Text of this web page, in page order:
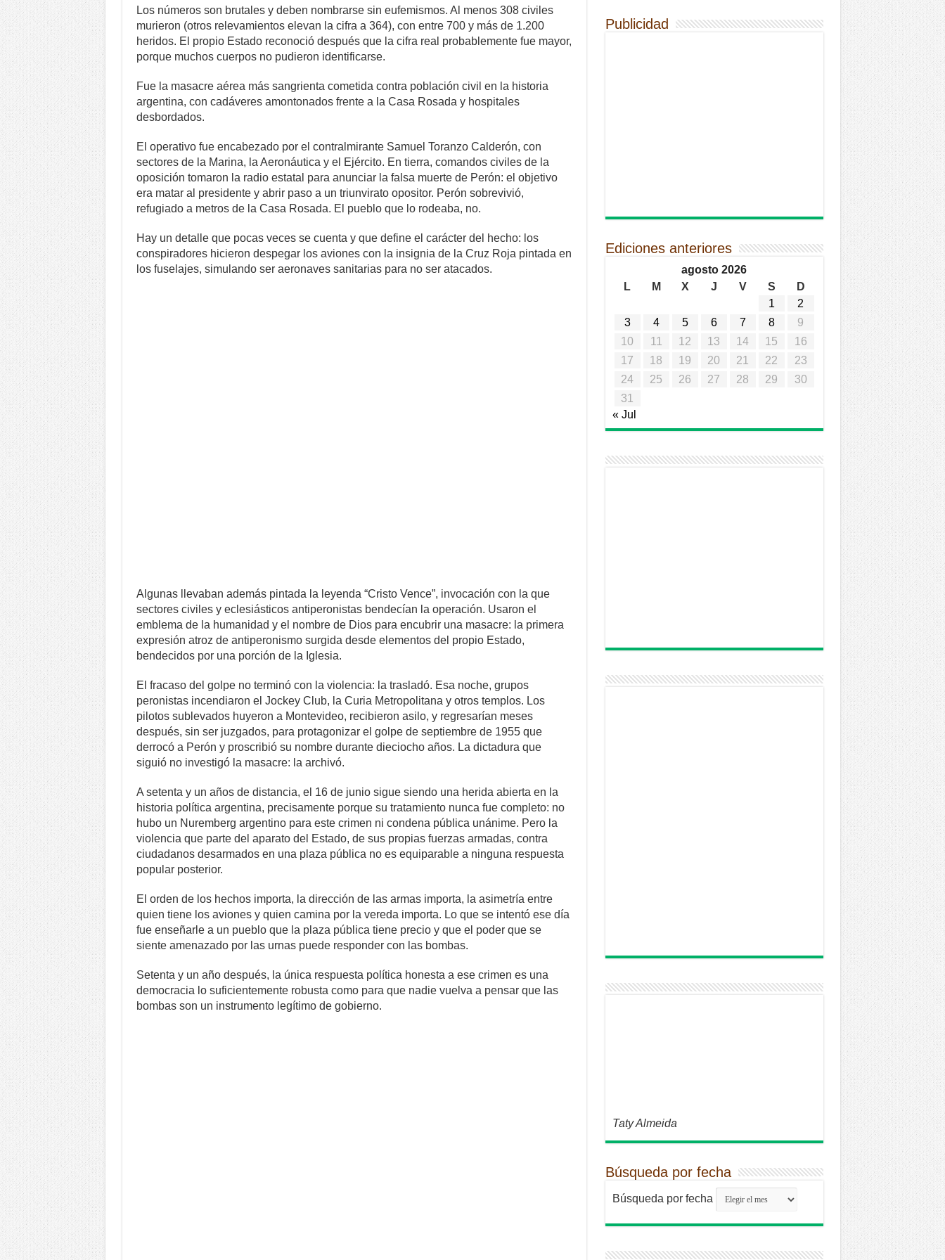
Los números son brutales y deben nombrarse sin eufemismos. Al menos 308 civiles
murieron (otros relevamientos elevan la cifra a 364), con entre 700 y más de 1.200
heridos. El propio Estado reconoció después que la cifra real probablemente fue mayor,
porque muchos cuerpos no pudieron identificarse.
Fue la masacre aérea más sangrienta cometida contra población civil en la historia
argentina, con cadáveres amontonados frente a la Casa Rosada y hospitales
desbordados.
El operativo fue encabezado por el contralmirante Samuel Toranzo Calderón, con
sectores de la Marina, la Aeronáutica y el Ejército. En tierra, comandos civiles de la
oposición tomaron la radio estatal para anunciar la falsa muerte de Perón: el objetivo
era matar al presidente y abrir paso a un triunvirato opositor. Perón sobrevivió,
refugiado a metros de la Casa Rosada. El pueblo que lo rodeaba, no.
Hay un detalle que pocas veces se cuenta y que define el carácter del hecho: los
conspiradores hicieron despegar los aviones con la insignia de la Cruz Roja pintada en
los fuselajes, simulando ser aeronaves sanitarias para no ser atacados.
Algunas llevaban además pintada la leyenda “Cristo Vence”, invocación con la que
sectores civiles y eclesiásticos antiperonistas bendecían la operación. Usaron el
emblema de la humanidad y el nombre de Dios para encubrir una masacre: la primera
expresión atroz de antiperonismo surgida desde elementos del propio Estado,
bendecidos por una porción de la Iglesia.
El fracaso del golpe no terminó con la violencia: la trasladó. Esa noche, grupos
peronistas incendiaron el Jockey Club, la Curia Metropolitana y otros templos. Los
pilotos sublevados huyeron a Montevideo, recibieron asilo, y regresarían meses
después, sin ser juzgados, para protagonizar el golpe de septiembre de 1955 que
derrocó a Perón y proscribió su nombre durante dieciocho años. La dictadura que
siguió no investigó la masacre: la archivó.
A setenta y un años de distancia, el 16 de junio sigue siendo una herida abierta en la
historia política argentina, precisamente porque su tratamiento nunca fue completo: no
hubo un Nuremberg argentino para este crimen ni condena pública unánime. Pero la
violencia que parte del aparato del Estado, de sus propias fuerzas armadas, contra
ciudadanos desarmados en una plaza pública no es equiparable a ninguna respuesta
popular posterior.
El orden de los hechos importa, la dirección de las armas importa, la asimetría entre
quien tiene los aviones y quien camina por la vereda importa. Lo que se intentó ese día
fue enseñarle a un pueblo que la plaza pública tiene precio y que el poder que se
siente amenazado por las urnas puede responder con las bombas.
Setenta y un año después, la única respuesta política honesta a ese crimen es una
democracia lo suficientemente robusta como para que nadie vuelva a pensar que las
bombas son un instrumento legítimo de gobierno.
Publicidad
Ediciones anteriores
agosto 2026
L
M X J V S
D
1
2
3
4 5 6 7 8
9
10
11 12 13 14 15
16
17
18 19 20 21 22
23
24
25 26 27 28 29
30
31
« Jul
Taty Almeida
Búsqueda por fecha
Búsqueda por fecha